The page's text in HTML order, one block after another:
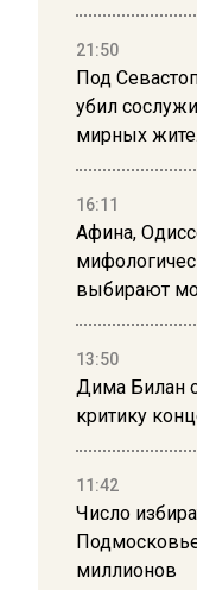
21:50
Под
убил
мирных
16:11
Афина,
выбирают
13:50
Дима Билан
критику
11:42
Число
миллионов